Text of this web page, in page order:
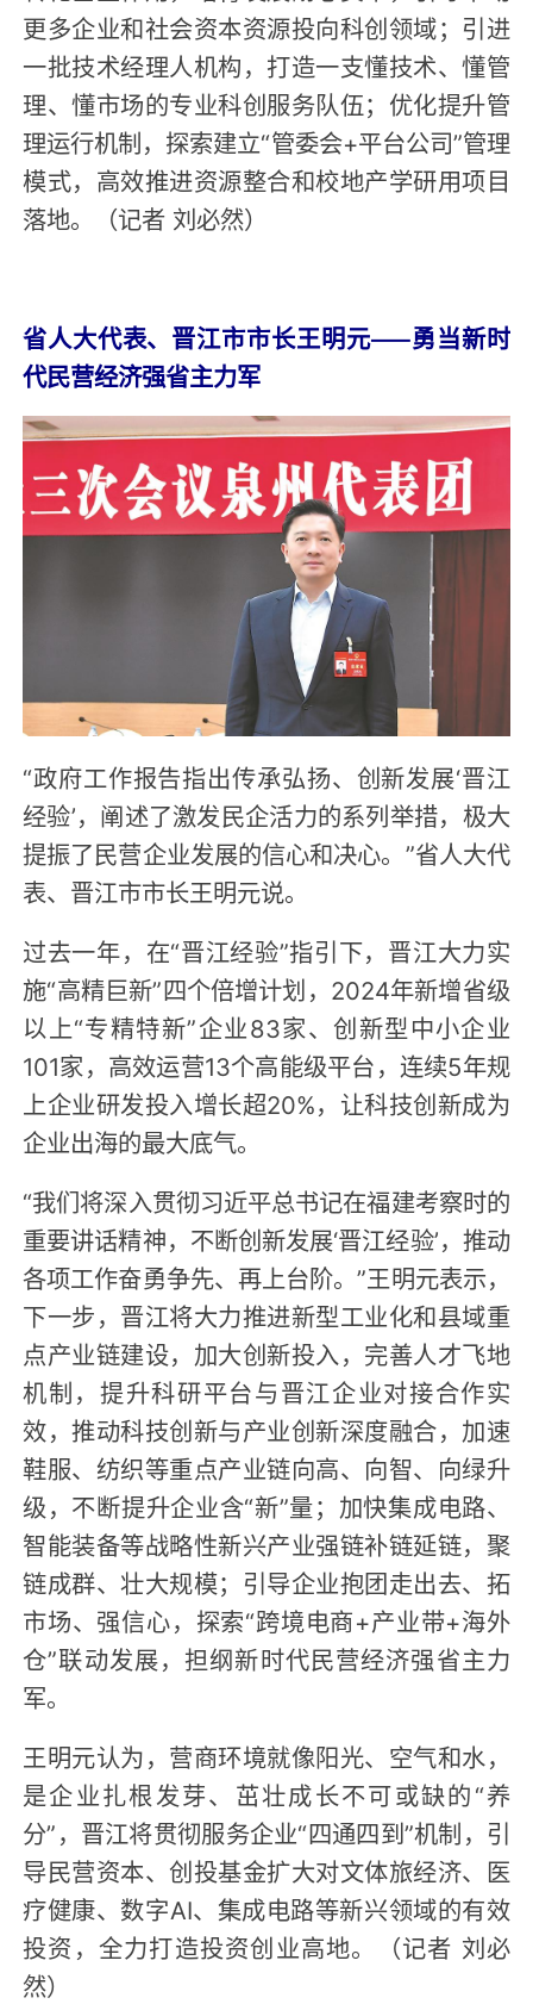
更多企业和社会资本资源投向科创领域；引进
一批技术经理人机构，打造一支懂技术、懂管
理、懂市场的专业科创服务队伍；优化提升管
理运行机制，探索建立“管委会+平台公司”管理
模式，高效推进资源整合和校地产学研用项目
落地。（记者 刘必然）
省人大代表、晋江市市长王明元——勇当新时
代民营经济强省主力军
“政府工作报告指出传承弘扬、创新发展‘晋江
经验’，阐述了激发民企活力的系列举措，极大
提振了民营企业发展的信心和决心。”省人大代
表、晋江市市长王明元说。
过去一年，在“晋江经验”指引下，晋江大力实
施“高精巨新”四个倍增计划，2024年新增省级
以上“专精特新”企业83家、创新型中小企业
101家，高效运营13个高能级平台，连续5年规
上企业研发投入增长超20%，让科技创新成为
企业出海的最大底气。
“我们将深入贯彻习近平总书记在福建考察时的
重要讲话精神，不断创新发展‘晋江经验’，推动
各项工作奋勇争先、再上台阶。”王明元表示，
下一步，晋江将大力推进新型工业化和县域重
点产业链建设，加大创新投入，完善人才飞地
机制，提升科研平台与晋江企业对接合作实
效，推动科技创新与产业创新深度融合，加速
鞋服、纺织等重点产业链向高、向智、向绿升
级，不断提升企业含“新”量；加快集成电路、
智能装备等战略性新兴产业强链补链延链，聚
链成群、壮大规模；引导企业抱团走出去、拓
市场、强信心，探索“跨境电商+产业带+海外
仓”联动发展，担纲新时代民营经济强省主力
军。
王明元认为，营商环境就像阳光、空气和水，
是企业扎根发芽、茁壮成长不可或缺的“养
分”，晋江将贯彻服务企业“四通四到”机制，引
导民营资本、创投基金扩大对文体旅经济、医
疗健康、数字AI、集成电路等新兴领域的有效
投资，全力打造投资创业高地。（记者 刘必
然）